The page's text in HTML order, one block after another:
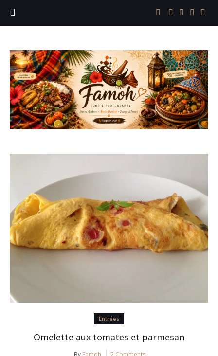
Entrées
Omelette aux tomates et parmesan